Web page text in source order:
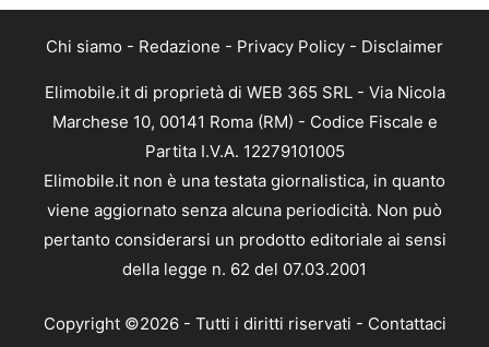
Chi siamo - Redazione - Privacy Policy - Disclaimer
Elimobile.it di proprietà di WEB 365 SRL - Via Nicola
Marchese 10, 00141 Roma (RM) - Codice Fiscale e
Partita I.V.A. 12279101005
Elimobile.it non è una testata giornalistica, in quanto
viene aggiornato senza alcuna periodicità. Non può
pertanto considerarsi un prodotto editoriale ai sensi
della legge n. 62 del 07.03.2001
Copyright ©2026 - Tutti i diritti riservati - Contattaci